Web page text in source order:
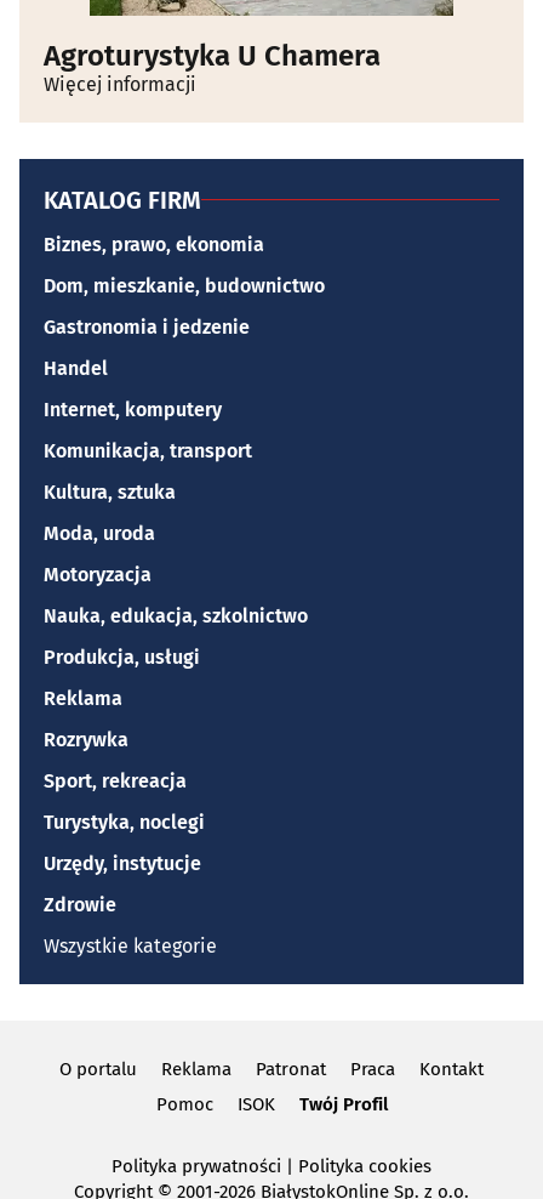
Agroturystyka U Chamera
Więcej informacji
KATALOG FIRM
Biznes, prawo, ekonomia
Dom, mieszkanie, budownictwo
Gastronomia i jedzenie
Handel
Internet, komputery
Komunikacja, transport
Kultura, sztuka
Moda, uroda
Motoryzacja
Nauka, edukacja, szkolnictwo
Produkcja, usługi
Reklama
Rozrywka
Sport, rekreacja
Turystyka, noclegi
Urzędy, instytucje
Zdrowie
Wszystkie kategorie
O portalu Reklama Patronat Praca
Kontakt
Pomoc
ISOK Twój Profil
Polityka prywatności | Polityka cookies
Copyright © 2001-2026 BiałystokOnline Sp. z o.o.